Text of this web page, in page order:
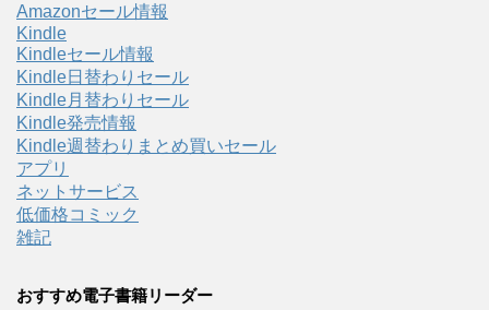
Amazonセール情報
Kindle
Kindleセール情報
Kindle日替わりセール
Kindle月替わりセール
Kindle発売情報
Kindle週替わりまとめ買いセール
アプリ
ネットサービス
低価格コミック
雑記
おすすめ電子書籍リーダー